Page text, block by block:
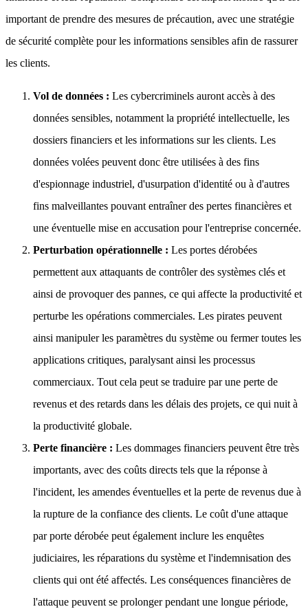
important de prendre des mesures de précaution, avec une stratégie
de sécurité complète pour les informations sensibles afin de rassurer
les clients.
Vol de données : Les cybercriminels auront accès à des
données sensibles, notamment la propriété intellectuelle, les
dossiers financiers et les informations sur les clients. Les
données volées peuvent donc être utilisées à des fins
d'espionnage industriel, d'usurpation d'identité ou à d'autres
fins malveillantes pouvant entraîner des pertes financières et
une éventuelle mise en accusation pour l'entreprise concernée.
Perturbation opérationnelle : Les portes dérobées
permettent aux attaquants de contrôler des systèmes clés et
ainsi de provoquer des pannes, ce qui affecte la productivité et
perturbe les opérations commerciales. Les pirates peuvent
ainsi manipuler les paramètres du système ou fermer toutes les
applications critiques, paralysant ainsi les processus
commerciaux. Tout cela peut se traduire par une perte de
revenus et des retards dans les délais des projets, ce qui nuit à
la productivité globale.
Perte financière : Les dommages financiers peuvent être très
importants, avec des coûts directs tels que la réponse à
l'incident, les amendes éventuelles et la perte de revenus due à
la rupture de la confiance des clients. Le coût d'une attaque
par porte dérobée peut également inclure les enquêtes
judiciaires, les réparations du système et l'indemnisation des
clients qui ont été affectés. Les conséquences financières de
l'attaque peuvent se prolonger pendant une longue période,